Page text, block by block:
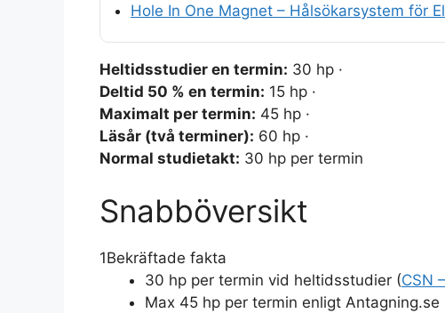
Hole In One Magnet – Hålsökarsystem för
Heltidsstudier en termin: 30 hp ·
Deltid 50 % en termin: 15 hp ·
Maximalt per termin: 45 hp ·
Läsår (två terminer): 60 hp ·
Normal studietakt: 30 hp per termin
Snabböversikt
1Bekräftade fakta
30 hp per termin vid heltidsstudier (CSN
Max 45 hp per termin enligt Antagning.se